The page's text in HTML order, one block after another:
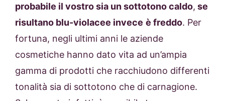
probabile il vostro sia un sottotono caldo, se
risultano blu-violacee invece è freddo. Per
fortuna, negli ultimi anni le aziende
cosmetiche hanno dato vita ad un’ampia
gamma di prodotti che racchiudono differenti
tonalità sia di sottotono che di carnagione.